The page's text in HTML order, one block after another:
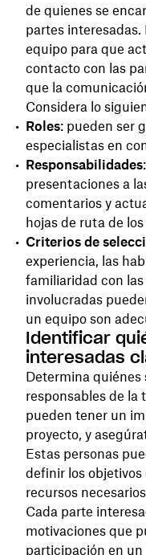
de quienes se
partes
equipo para que
contacto con las
que la
Considera lo
Roles: pueden ser
especialistas en
Responsabilidades
presentaciones a
comentarios y
hojas de ruta de
Criterios de
experiencia, las
familiaridad con
involucradas
un equipo son
Identificar
interesadas
Determina quiénes
responsables de la
pueden tener un
proyecto, y
Estas personas
definir los
recursos
Cada parte
motivaciones que
participación en un